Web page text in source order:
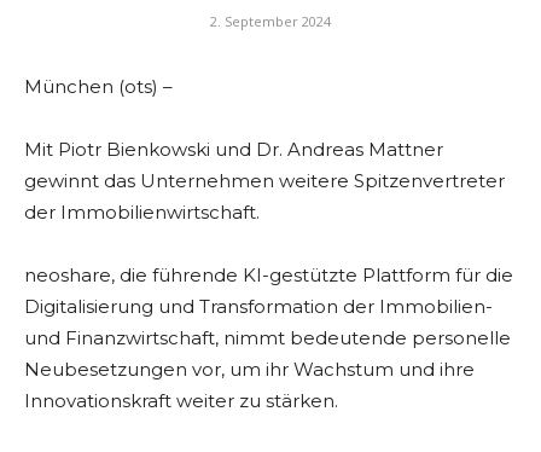
2. September 2024
München (ots) –
Mit Piotr Bienkowski und Dr. Andreas Mattner
gewinnt das Unternehmen weitere Spitzenvertreter
der Immobilienwirtschaft.
neoshare, die führende KI-gestützte Plattform für die
Digitalisierung und Transformation der Immobilien-
und Finanzwirtschaft, nimmt bedeutende personelle
Neubesetzungen vor, um ihr Wachstum und ihre
Innovationskraft weiter zu stärken.